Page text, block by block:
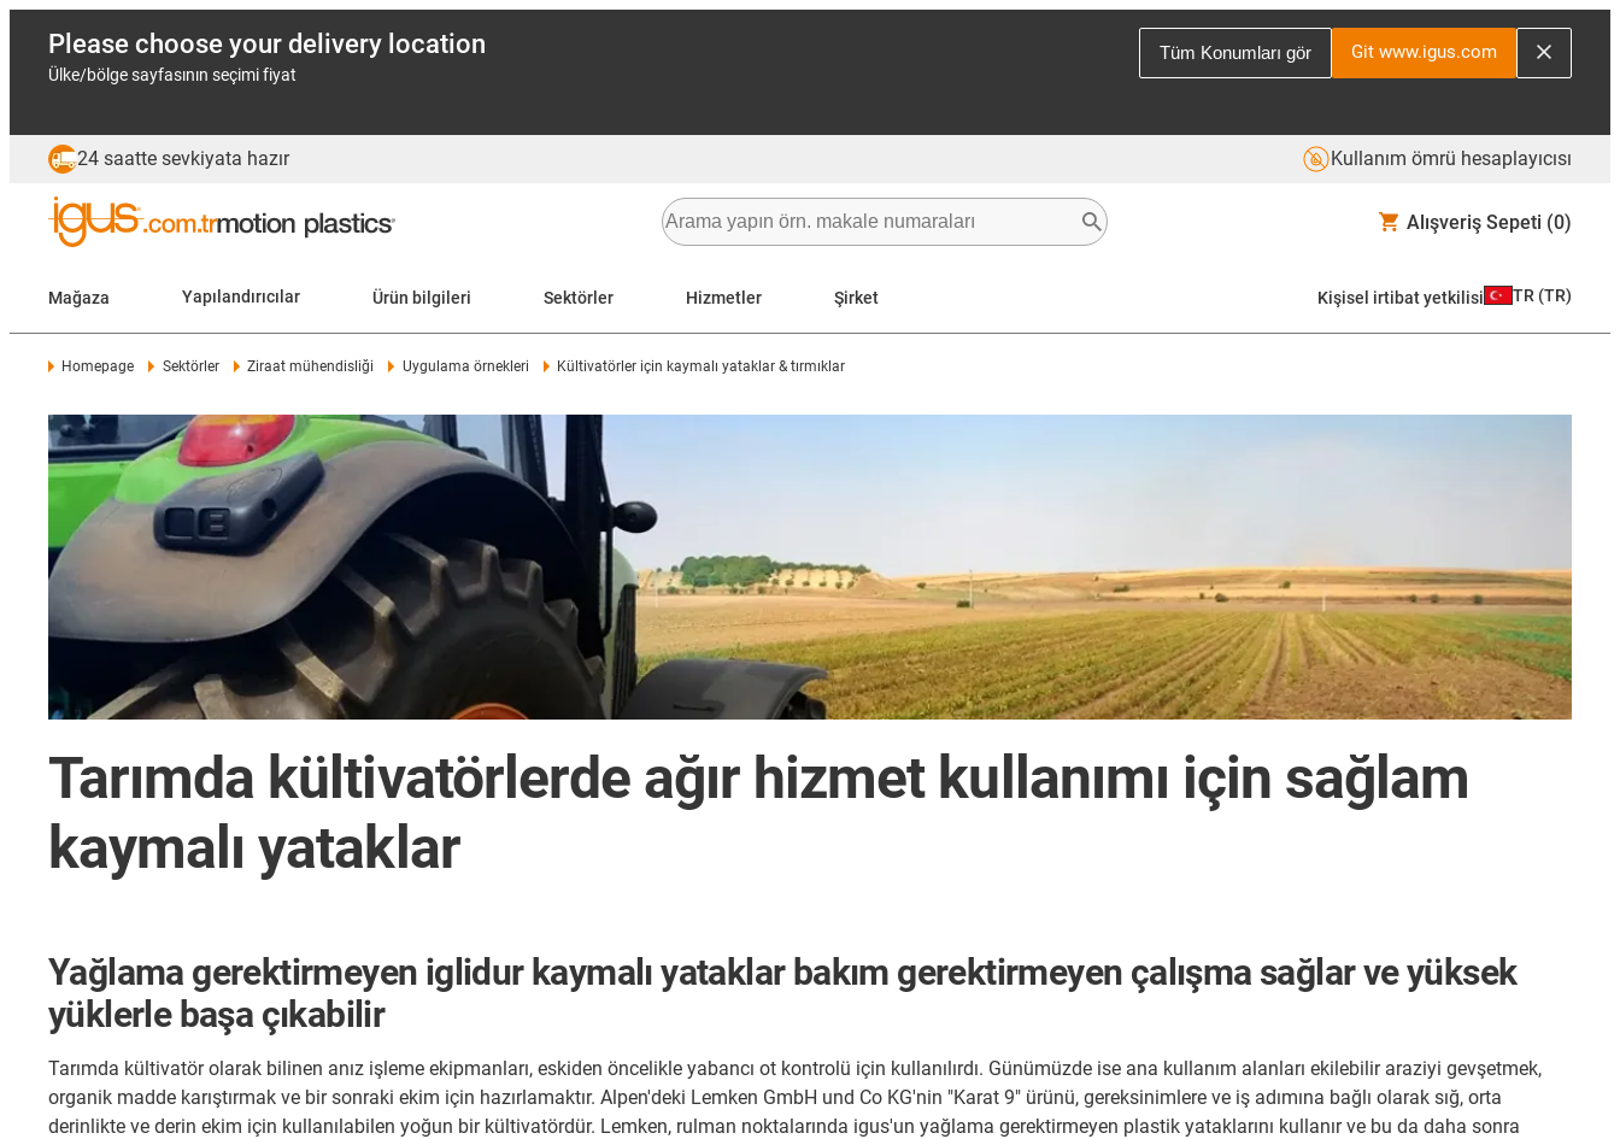
Please choose your delivery location
Ülke/bölge sayfasının seçimi fiyat
Tüm Konumları gör Git www.igus.com
24 saatte sevkiyata hazır Kullanım ömrü hesaplayıcısı
Alışveriş Sepeti (0)
Mağaza Yapılandırıcılar Ürün bilgileri Sektörler Hizmetler Şirket Kişisel irtibat yetkilisi TR (TR)
Homepage Sektörler Ziraat mühendisliği Uygulama örnekleri Kültivatörler için kaymalı yataklar & tırmıklar
Tarımda kültivatörlerde ağır hizmet kullanımı için sağlam
kaymalı yataklar
Yağlama gerektirmeyen iglidur kaymalı yataklar bakım gerektirmeyen çalışma sağlar ve yüksek
yüklerle başa çıkabilir
Tarımda kültivatör olarak bilinen anız işleme ekipmanları, eskiden öncelikle yabancı ot kontrolü için kullanılırdı. Günümüzde ise ana kullanım alanları ekilebilir araziyi gevşetmek,
organik madde karıştırmak ve bir sonraki ekim için hazırlamaktır. Alpen'deki Lemken GmbH und Co KG'nin "Karat 9" ürünü, gereksinimlere ve iş adımına bağlı olarak sığ, orta
derinlikte ve derin ekim için kullanılabilen yoğun bir kültivatördür. Lemken, rulman noktalarında igus'un yağlama gerektirmeyen plastik yataklarını kullanır ve bu da daha sonra